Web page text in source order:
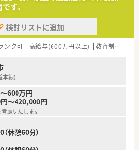
や家族手当に加えて退職金制度もあり、長期
る環境が整っています。
】
率化を進めており、残業時間は月平均10時
率は80%近くと非常に高く、ラウンダー薬剤
全で休みが取りやすいです。
み合わせたローテーションシフト制で、全スタ
体系で働いています。
す。
検討リストに追加
ンク可 高給与(600万円以上) 教育制度あり
本線)
600万円
～420,000円
慮いたします
（休憩60分）